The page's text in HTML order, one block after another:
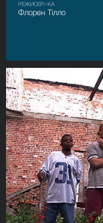
РЕЖИСЕР/-КА
Флорен Тілло